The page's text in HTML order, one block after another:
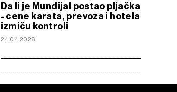
Da li je Mundijal postao pljačka
- cene karata, prevoza i hotela
izmiču kontroli
24.04.2026